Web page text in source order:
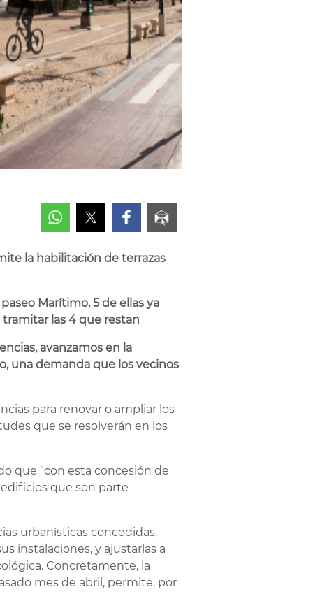
la habilitación de terrazas
Marítimo, 5 de ellas ya
las 4 que restan
avanzamos en la
una demanda que los vecinos
para renovar o ampliar los
que se resolverán en los
que “con esta concesión de
que son parte
urbanísticas concedidas,
instalaciones, y ajustarlas a
Concretamente, la
mes de abril, permite, por